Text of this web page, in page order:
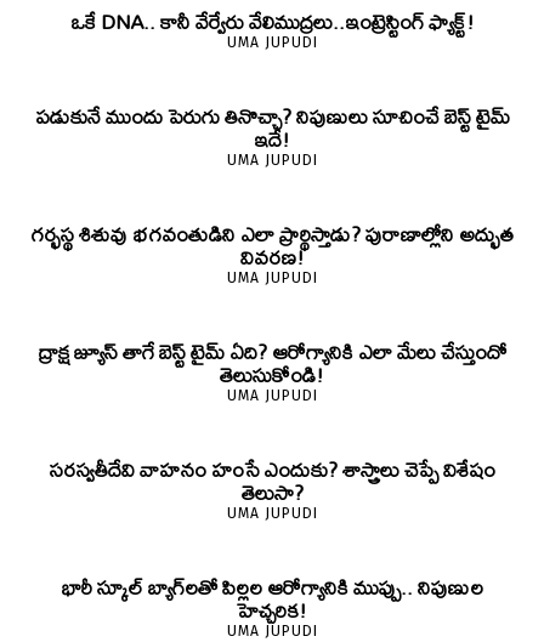
ఒకే DNA.. కానీ వేర్వేరు వేలిముద్రలు..ఇంట్రెస్టింగ్ ఫ్యాక్ట్!
UMA JUPUDI
పడుకునే ముందు పెరుగు తినొచ్చా? నిపుణులు సూచించే బెస్ట్ టైమ్
ఇదే!
UMA JUPUDI
గర్భస్థ శిశువు భగవంతుడిని ఎలా ప్రార్థిస్తాడు? పురాణాల్లోని అద్భుత
వివరణ!
UMA JUPUDI
ద్రాక్ష జ్యూస్ తాగే బెస్ట్ టైమ్ ఏది? ఆరోగ్యానికి ఎలా మేలు చేస్తుందో
తెలుసుకోండి!
UMA JUPUDI
సరస్వతీదేవి వాహనం హంసే ఎందుకు? శాస్త్రాలు చెప్పే విశేషం
తెలుసా?
UMA JUPUDI
భారీ స్కూల్ బ్యాగ్‌లతో పిల్లల ఆరోగ్యానికి ముప్పు.. నిపుణుల
హెచ్చరిక!
UMA JUPUDI